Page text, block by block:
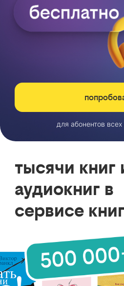
для абонентов всех
тысячи книг
аудиокниг в
сервисе